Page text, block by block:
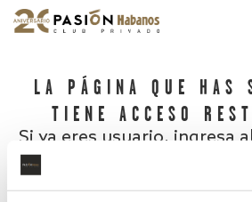
LA PÁGINA QUE HAS
TIENE ACCESO
Si ya eres usuario, ingresa